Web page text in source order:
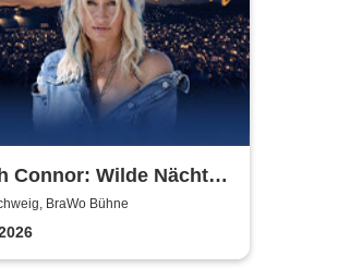
Connor: Wilde Nächte -
Air 2026BraWo Bühne